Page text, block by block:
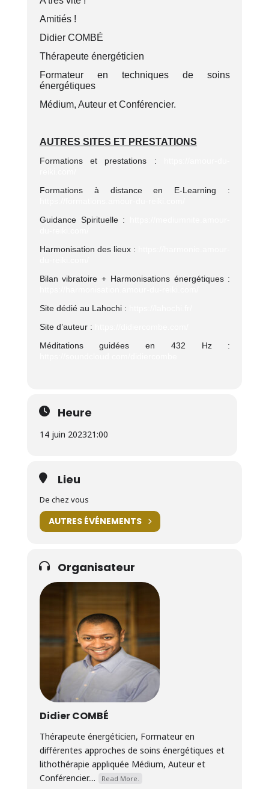
Amitiés !
Didier COMBÉ
Thérapeute énergéticien
Formateur en techniques de soins
énergétiques
Médium, Auteur et Conférencier.
AUTRES SITES ET PRESTATIONS
Formations et prestations :
Formations à distance en E-Learning :
Guidance Spirituelle :
Harmonisation des lieux :
Bilan vibratoire + Harmonisations énergétiques :
Site dédié au Lahochi :
Site d’auteur :
Méditations guidées en 432 Hz :
Heure
14 juin 202321:00
Lieu
De chez vous
AUTRES ÉVÉNEMENTS
Organisateur
Didier COMBÉ
Thérapeute énergéticien, Formateur en
différentes approches de soins énergétiques et
lithothérapie appliquée Médium, Auteur et
Conférencier....
Read More.